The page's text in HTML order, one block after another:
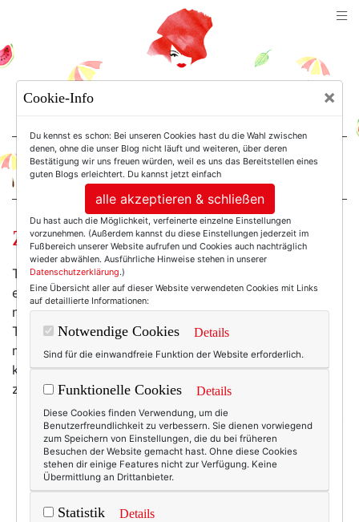
For Women. Not Girls.
Zum Trost: Schuhe!
Trostschokolade gibt es ja schon länger. Und nun gibt
es auch tröstende Schuhe! Endlich. Dass da noch
niemand früher drauf gekommen ist? Besonders weil
Trostschuhe anders als Trostschokolade ja noch nicht
mal dick machen. Und Pickel kriegt man davon auch
keine. Höchstens einen gebrochenen Knöchel,
zumindest bei der Absatzhöhe:
Cookie-Info ×
Du kennst es schon: Bei unseren Cookies hast du die Wahl zwischen
denen, ohne die unser Blog nicht läuft und weiteren, über deren
Bestätigung wir uns freuen würden, weil es uns das Bereitstellen eines
guten Blogs erleichtert. Du kannst jetzt einfach
alle akzeptieren & schließen
Du hast auch die Möglichkeit, verfeinerte einzelne Einstellungen
vorzunehmen. (Außerdem kannst du diese Einstellungen jederzeit im
Fußbereich unserer Website aufrufen und Cookies auch nachträglich
wieder abwählen. Ausführliche Hinweise stehen in unserer
Datenschutzerklärung.)
Eine Übersicht aller auf dieser Website verwendeten Cookies mit Links
auf detaillierte Informationen:
Notwendige Cookies Details
Sind für die einwandfreie Funktion der Website erforderlich.
Funktionelle Cookies Details
Diese Cookies finden Verwendung, um die
Benutzerfreundlichkeit zu verbessern. Sie dienen vorwiegend
zum Speichern von Einstellungen, die du bei früheren
Besuchen der Website gemacht hast. Ohne diese Cookies
stehen dir einige Features nicht zur Verfügung. Keine
Übermittlung an Drittanbieter.
Statistik Details